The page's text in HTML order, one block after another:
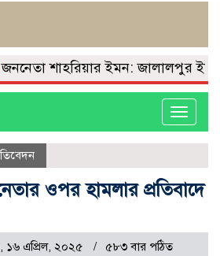
শাহরিয়ার ইমন: জালালপুর
Toggle
ওপর হামলার প্রতিবাদে
এপ্রিল, ২০২৫ ৫৮৩ বার পঠিত